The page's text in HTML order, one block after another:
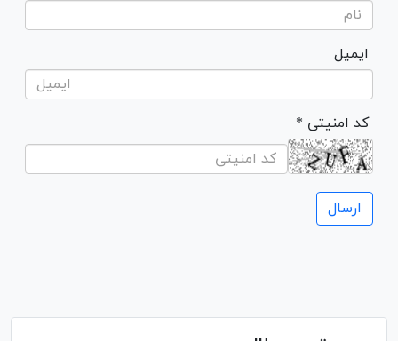
ایمیل
* کد امنیتی